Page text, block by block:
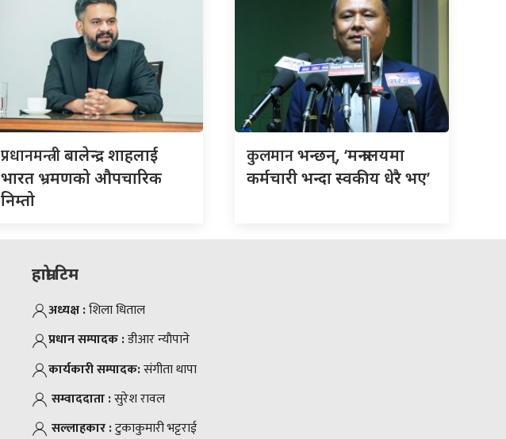
प्रधानमन्त्रीबालेन्द्र शाहलाई
भारत भ्रमणको औपचारिक
निम्तो
कुलमानभन्छन्, ‘मन्त्रालयमा
कर्मचारी भन्दा स्वकीय धेरै भए’
हाम्रो टिम
अध्यक्ष :शिला धिताल
प्रधान सम्पादक :डीआर न्याैपाने
कार्यकारी सम्पादक:संगीता थापा
सम्वाददाता :सुरेश रावल
सल्लाहकार :टुकाकुमारी भट्टराई